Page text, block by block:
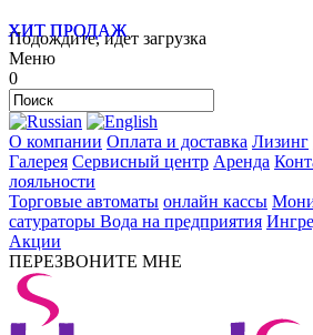
Подождите, идет загрузка
Меню
0
О компании Оплата и доставка Лизинг
Галерея Сервисный центр Аренда
лояльности
Торговые автоматы онлайн кассы
сатураторы Вода на предприятия
Акции
ПЕРЕЗВОНИТЕ МНЕ
ХИТ ПРОДАЖ
ХИТ ПРОДАЖ